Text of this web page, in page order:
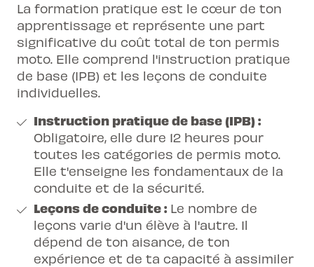
La formation pratique est le cœur de ton
apprentissage et représente une part
significative du coût total de ton permis
moto. Elle comprend l'instruction pratique
de base (IPB) et les leçons de conduite
individuelles.
Instruction pratique de base (IPB) :
Obligatoire, elle dure 12 heures pour
toutes les catégories de permis moto.
Elle t'enseigne les fondamentaux de la
conduite et de la sécurité.
Leçons de conduite : Le nombre de
leçons varie d'un élève à l'autre. Il
dépend de ton aisance, de ton
expérience et de ta capacité à assimiler